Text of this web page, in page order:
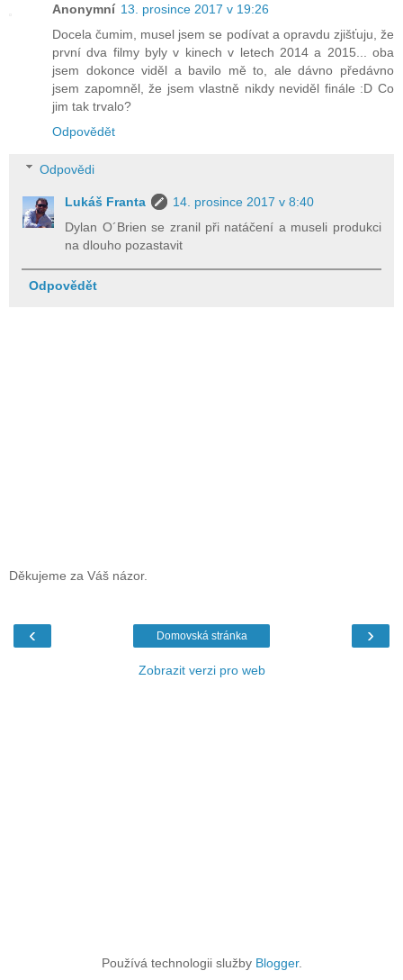
Anonymní 13. prosince 2017 v 19:26
Docela čumim, musel jsem se podívat a opravdu zjišťuju, že
první dva filmy byly v kinech v letech 2014 a 2015... oba
jsem dokonce viděl a bavilo mě to, ale dávno předávno
jsem zapomněl, že jsem vlastně nikdy neviděl finále :D Co
jim tak trvalo?
Odpovědět
Odpovědi
Lukáš Franta
14. prosince 2017 v 8:40
Dylan O´Brien se zranil při natáčení a museli produkci
na dlouho pozastavit
Odpovědět
Děkujeme za Váš názor.
‹ ›
Domovská stránka
Zobrazit verzi pro web
Používá technologii služby Blogger.